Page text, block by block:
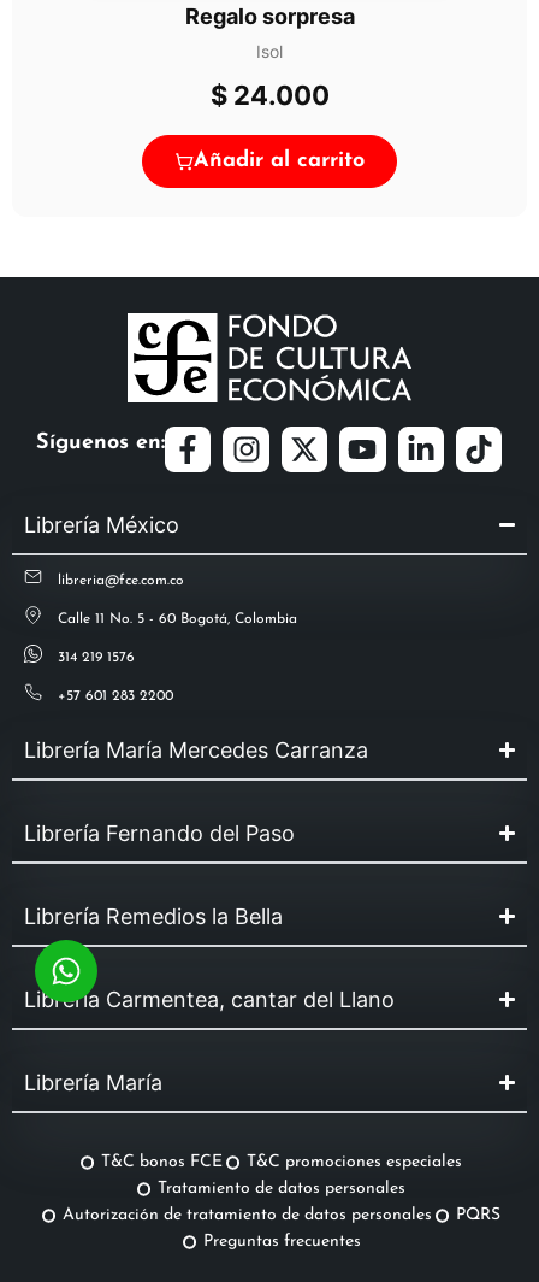
Regalo sorpresa
Isol
$24.000
Añadir al carrito
Síguenos en:
Librería México
libreria@fce.com.co
Calle 11 No. 5 - 60 Bogotá, Colombia
314 219 1576
+57 601 283 2200
Librería María Mercedes Carranza
Librería Fernando del Paso
Librería Remedios la Bella
Librería Carmentea, cantar del Llano
Librería María
T&C bonos FCE
T&C promociones especiales
Tratamiento de datos personales
Autorización de tratamiento de datos personales
PQRS
Preguntas frecuentes